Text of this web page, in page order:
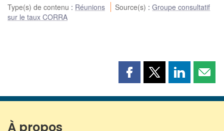
Type(s) de contenu : Réunions Source(s) :Groupe consultatif
sur le taux CORRA
Partager
page
Partager
page
Partager
page page
À propos